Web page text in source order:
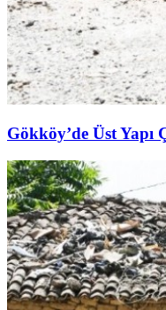
Gökköy’de Üst Yapı